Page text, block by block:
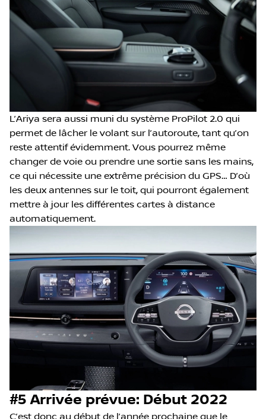
L’Ariya sera aussi muni du système ProPilot 2.0 qui
permet de lâcher le volant sur l’autoroute, tant qu’on
reste attentif évidemment. Vous pourrez même
changer de voie ou prendre une sortie sans les mains,
ce qui nécessite une extrême précision du GPS… D’où
les deux antennes sur le toit, qui pourront également
mettre à jour les différentes cartes à distance
automatiquement.
#5 Arrivée prévue: Début 2022
C’est donc au début de l’année prochaine que le